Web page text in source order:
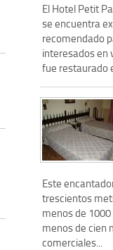
El Hotel Petit
se encuentra
recomendado
interesados en
fue restaurado
Este
trescientos
menos de
menos de cien
comerciales...